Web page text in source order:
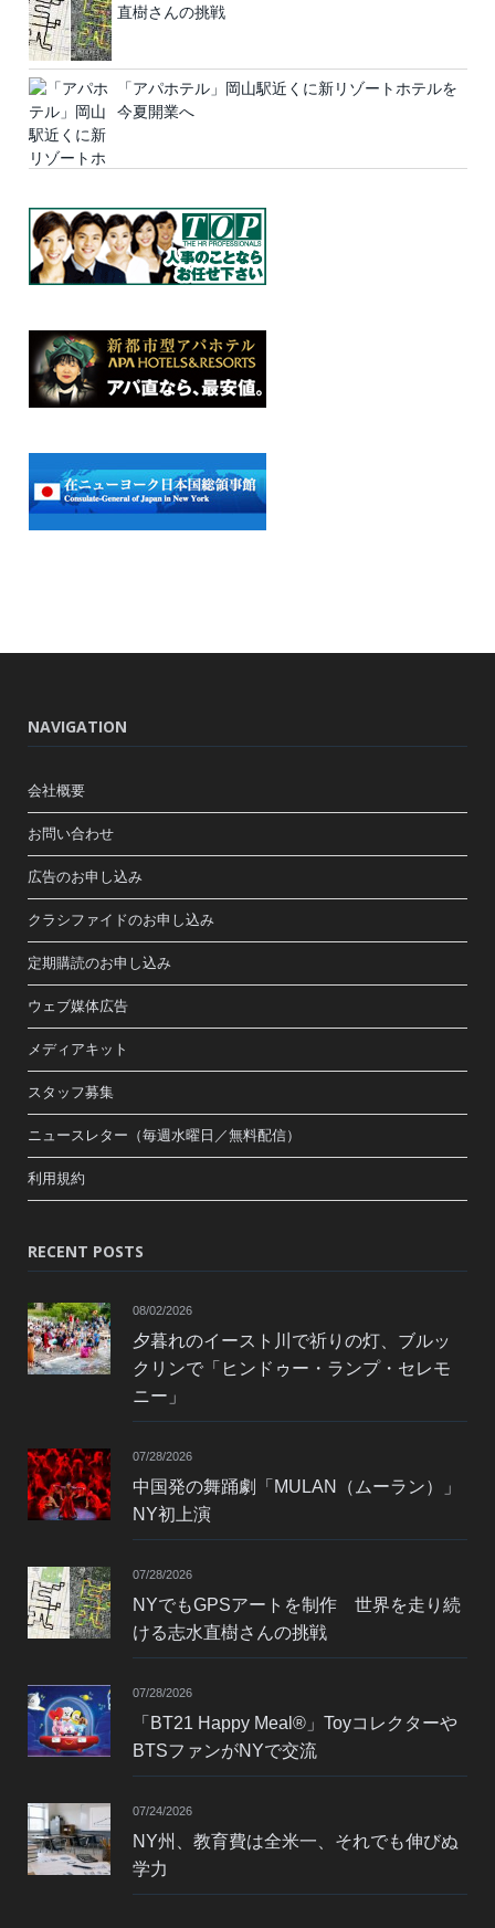
直樹さんの挑戦
「アパホテル」岡山駅近くに新リゾートホテルを
今夏開業へ
NAVIGATION
会社概要
お問い合わせ
広告のお申し込み
クラシファイドのお申し込み
定期購読のお申し込み
ウェブ媒体広告
メディアキット
スタッフ募集
ニュースレター（毎週水曜日／無料配信）
利用規約
RECENT POSTS
08/02/2026
夕暮れのイースト川で祈りの灯、ブルッ
クリンで「ヒンドゥー・ランプ・セレモ
ニー」
07/28/2026
中国発の舞踊劇「MULAN（ムーラン）」
NY初上演
07/28/2026
NYでもGPSアートを制作 世界を走り続
ける志水直樹さんの挑戦
07/28/2026
「BT21 Happy Meal®」Toyコレクターや
BTSファンがNYで交流
07/24/2026
NY州、教育費は全米一、それでも伸びぬ
学力